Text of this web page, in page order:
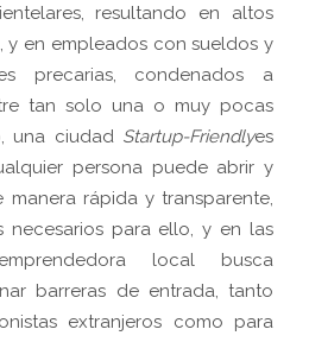
resultando en altos
y en empleados con sueldos y
precarias, condenados a
tan solo una o muy pocas
una ciudad Startup-Friendlyes
persona puede abrir y
rápida y transparente,
necesarios para ello, y en las
local busca
barreras de entrada, tanto
extranjeros como para